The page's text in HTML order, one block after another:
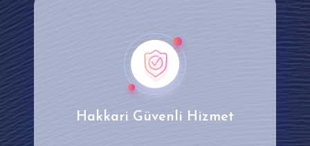
Hakkari Güvenli Hizmet